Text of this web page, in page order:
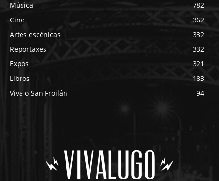
Música
782
Cine
362
Artes escénicas
332
Reportaxes
332
Expos
321
Libros
183
Viva o San Froilán
94